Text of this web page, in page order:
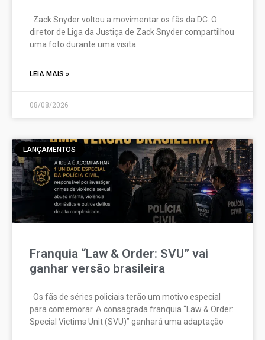
Zack Snyder voltou a movimentar os fãs da DC. O
diretor de Liga da Justiça de Zack Snyder compartilhou
uma foto durante uma visita
LEIA MAIS »
08/08/2026
LANÇAMENTOS
Franquia “Law & Order: SVU” vai
ganhar versão brasileira
Os fãs de séries policiais terão um motivo especial
para comemorar. A consagrada franquia “Law & Order:
Special Victims Unit (SVU)” ganhará uma adaptação